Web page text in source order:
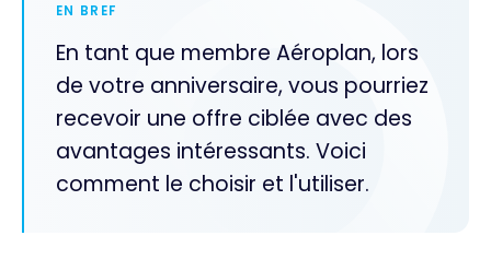
EN BREF
En tant que membre Aéroplan, lors
de votre anniversaire, vous pourriez
recevoir une offre ciblée avec des
avantages intéressants. Voici
comment le choisir et l'utiliser.